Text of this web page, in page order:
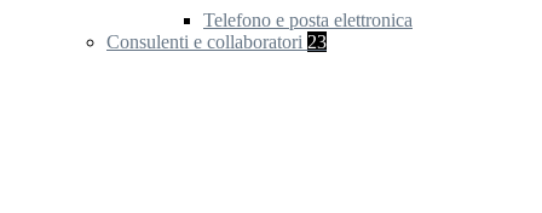
Telefono e posta elettronica
Consulenti e collaboratori 23